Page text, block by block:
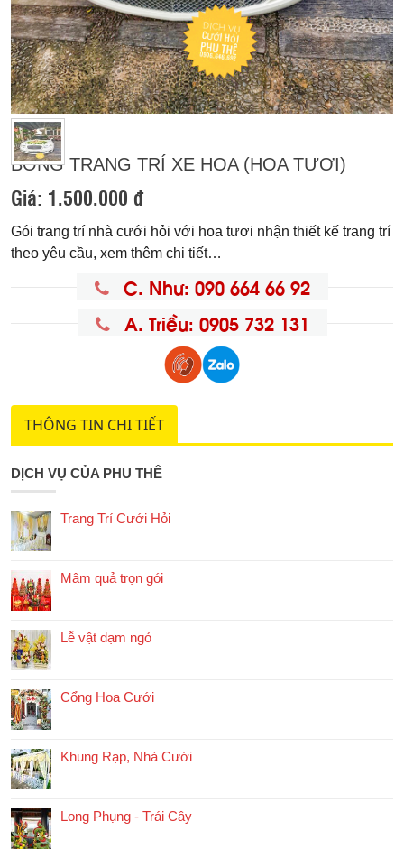
BÔNG TRANG TRÍ XE HOA (HOA TƯƠI)
Giá: 1.500.000 đ
Gói trang trí nhà cưới hỏi với hoa tươi nhận thiết kế trang trí
theo yêu cầu, xem thêm chi tiết…
C. Như: 090 664 66 92
A. Triều: 0905 732 131
THÔNG TIN CHI TIẾT
DỊCH VỤ CỦA PHU THÊ
Trang Trí Cưới Hỏi
Mâm quả trọn gói
Lễ vật dạm ngỏ
Cổng Hoa Cưới
Khung Rạp, Nhà Cưới
Long Phụng - Trái Cây